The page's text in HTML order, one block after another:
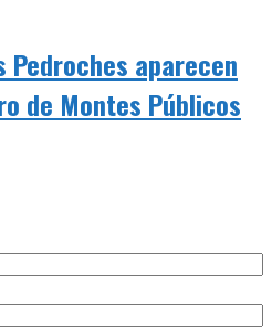
Pedroches aparecen
de Montes Públicos